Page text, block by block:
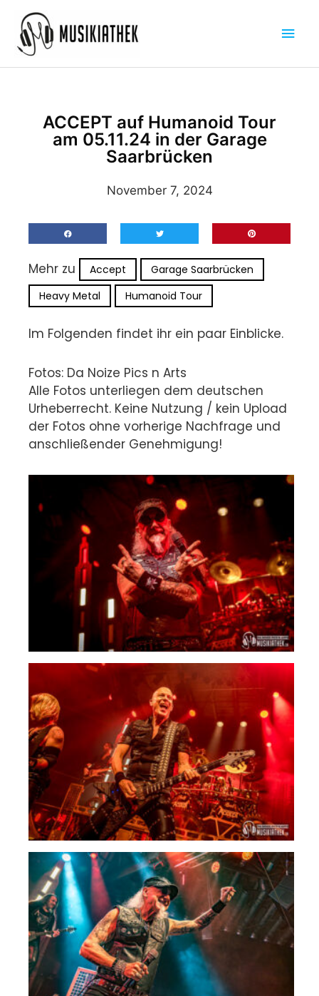
Inhalt
springen
ACCEPT auf Humanoid Tour
am 05.11.24 in der Garage
Saarbrücken
November 7, 2024
Mehr zu Accept
Garage Saarbrücken
Heavy Metal
Humanoid Tour
Im Folgenden findet ihr ein paar Einblicke.
Fotos: Da Noize Pics n Arts
Alle Fotos unterliegen dem deutschen
Urheberrecht. Keine Nutzung / kein Upload
der Fotos ohne vorherige Nachfrage und
anschließender Genehmigung!